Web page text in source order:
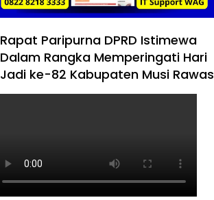
Rapat Paripurna DPRD Istimewa
Dalam Rangka Memperingati Hari
Jadi ke-82 Kabupaten Musi Rawas